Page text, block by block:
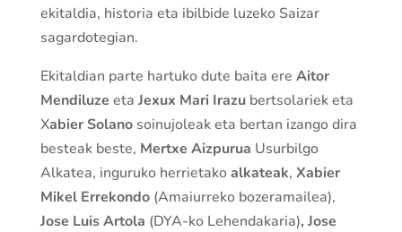
ekitaldia, historia eta ibilbide luzeko Saizar
sagardotegian.
Ekitaldian parte hartuko dute baita ere Aitor
Mendiluze eta Jexux Mari Irazubertsolariek eta
Xabier Solanosoinujoleak eta bertan izango dira
besteak beste, Mertxe Aizpurua Usurbilgo
Alkatea, inguruko herrietakoalkateak, Xabier
Mikel Errekondo(Amaiurreko bozeramailea),
Jose Luis Artola (DYA-ko Lehendakaria), Jose